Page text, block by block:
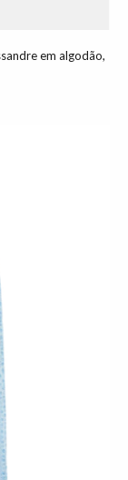
em algodão,